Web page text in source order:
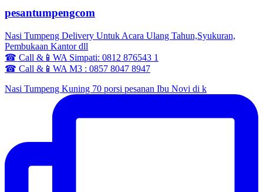
pesantumpengcom
Nasi Tumpeng Delivery Untuk Acara Ulang Tahun,Syukuran,
Pembukaan Kantor dll
☎ Call &📱WA Simpati: 0812 876543 1
☎ Call &📱WA M3 : 0857 8047 8947
Nasi Tumpeng Kuning 70 porsi pesanan Ibu Novi di k